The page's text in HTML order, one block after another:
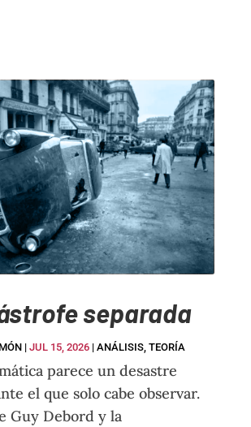
separada
| JUL 15, 2026| ANÁLISIS, TEORÍA
parece un desastre
el que solo cabe observar.
Guy Debord y la